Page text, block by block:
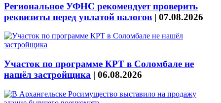
Региональное УФНС рекомендует проверить
реквизиты перед уплатой налогов | 07.08.2026
Участок по программе КРТ в Соломбале не
нашёл застройщика | 06.08.2026